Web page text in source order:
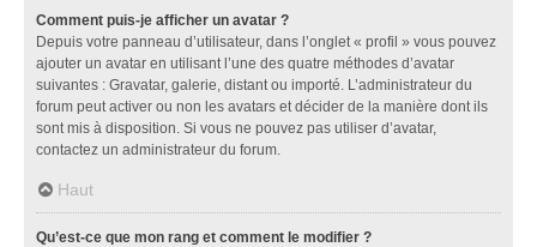
Comment puis-je afficher un avatar ?
Depuis votre panneau d’utilisateur, dans l’onglet « profil » vous pouvez
ajouter un avatar en utilisant l’une des quatre méthodes d’avatar
suivantes : Gravatar, galerie, distant ou importé. L’administrateur du
forum peut activer ou non les avatars et décider de la manière dont ils
sont mis à disposition. Si vous ne pouvez pas utiliser d’avatar,
contactez un administrateur du forum.
Haut
Qu’est-ce que mon rang et comment le modifier ?